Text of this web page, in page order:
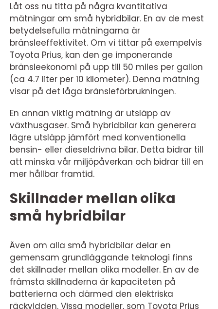
Låt oss nu titta på några kvantitativa
mätningar om små hybridbilar. En av de mest
betydelsefulla mätningarna är
bränsleeffektivitet. Om vi tittar på exempelvis
Toyota Prius, kan den ge imponerande
bränsleekonomi på upp till 50 miles per gallon
(ca 4.7 liter per 10 kilometer). Denna mätning
visar på det låga bränsleförbrukningen.
En annan viktig mätning är utsläpp av
växthusgaser. Små hybridbilar kan generera
lägre utsläpp jämfört med konventionella
bensin- eller dieseldrivna bilar. Detta bidrar till
att minska vår miljöpåverkan och bidrar till en
mer hållbar framtid.
Skillnader mellan olika
små hybridbilar
Även om alla små hybridbilar delar en
gemensam grundläggande teknologi finns
det skillnader mellan olika modeller. En av de
främsta skillnaderna är kapaciteten på
batterierna och därmed den elektriska
räckvidden. Vissa modeller, som Toyota Prius